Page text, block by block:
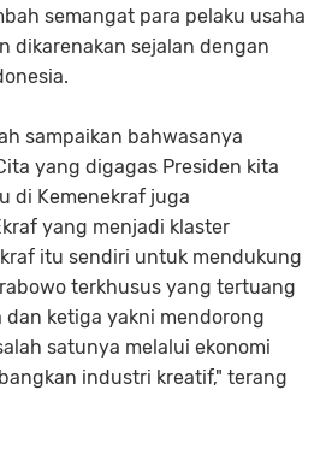
semangat para pelaku usaha
dikarenakan sejalan dengan
sampaikan bahwasanya
yang digagas Presiden kita
di Kemenekraf juga
yang menjadi klaster
itu sendiri untuk mendukung
terkhusus yang tertuang
ketiga yakni mendorong
satunya melalui ekonomi
industri kreatif," terang